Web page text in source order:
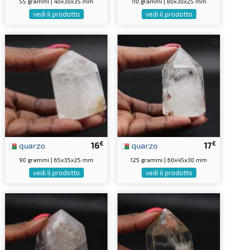
vedi il prodotto vedi il prodotto
16€
quarzo
90 grammi | 65x35x25 mm
vedi il prodotto
17€
quarzo
125 grammi | 60x45x30 mm
vedi il prodotto